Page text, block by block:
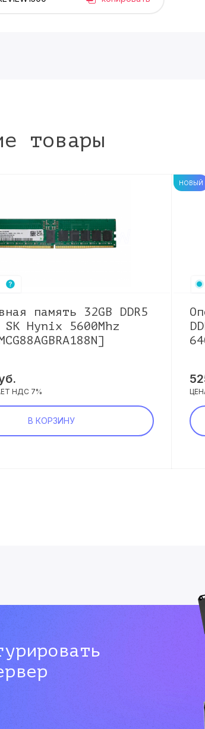
товары
память 32GB DDR5
SK Hynix 5600Mhz
НДС 7%
В КОРЗИНУ
НОВЫЙ